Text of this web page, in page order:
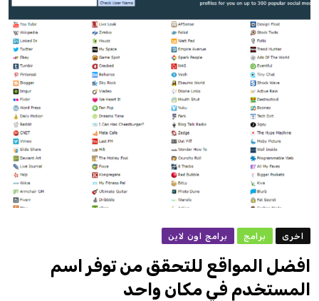
اخرى برامج برامج اون لاين
افضل المواقع للتحقق من توفر اسم
المستخدم في مكان واحد